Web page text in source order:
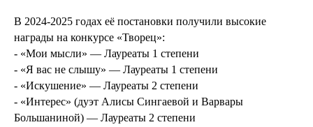
В 2024-2025 годах её постановки получили высокие
награды на конкурсе «Творец»:
- «Мои мысли» — Лауреаты 1 степени
- «Я вас не слышу» — Лауреаты 1 степени
- «Искушение» — Лауреаты 2 степени
- «Интерес» (дуэт Алисы Сингаевой и Варвары
Большаниной) — Лауреаты 2 степени